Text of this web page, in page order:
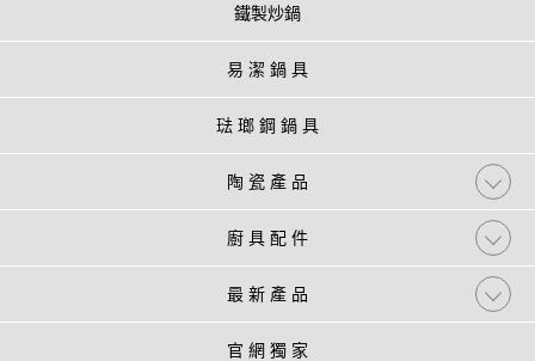
鐵製炒鍋
易 潔 鍋 具
琺 瑯 鋼 鍋 具
陶 瓷 產 品
廚 具 配 件
最 新 產 品
官 網 獨 家